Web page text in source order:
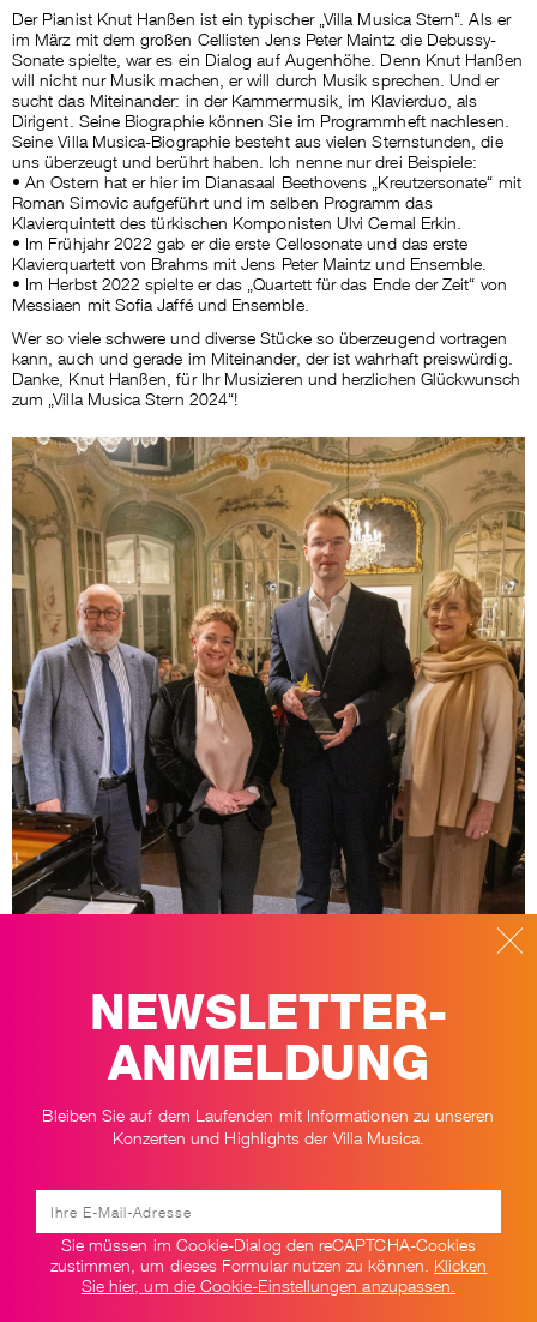
Dr. Josef Peter Mertes, stellv. Vorsitzender der G. und I. Leifheit-
Stiftung Nassau, mit unserer Künstlerischen Leiterin, Prof. Ervis
Gega, Preisträger Knut Hanßen (mit demVilla Musica Stern
Händen) und Barbara Harnischfeger, Vorsitzende von
stiften (Foto: Helmut Reinelt).
Der Pianist Knut Hanßen ist ein typischer „Villa Musica Stern“. Als er
im März mit dem großen Cellisten Jens Peter Maintz die Debussy-
Sonate spielte, war es ein Dialog auf Augenhöhe. Denn Knut Hanßen
will nicht nur Musik machen, er will durch Musik sprechen. Und er
sucht das Miteinander: in der Kammermusik, im Klavierduo, als
Dirigent. Seine Biographie können Sie im Programmheft nachlesen.
Seine Villa Musica-Biographie besteht aus vielen Sternstunden, die
uns überzeugt und berührt haben. Ich nenne nur drei Beispiele:
• An Ostern hat er hier im Dianasaal Beethovens „Kreutzersonate“ mit
Roman Simovic aufgeführt und im selben Programm das
Klavierquintett des türkischen Komponisten Ulvi Cemal Erkin.
• Im Frühjahr 2022 gab er die erste Cellosonate und das erste
Klavierquartett von Brahms mit Jens Peter Maintz und Ensemble.
• Im Herbst 2022 spielte er das „Quartett für das Ende der Zeit“ von
Messiaen mit Sofia Jaffé und Ensemble.
Wer so viele schwere und diverse Stücke so überzeugend vortragen
kann, auch und gerade im Miteinander, der ist wahrhaft preiswürdig.
Danke, Knut Hanßen, für Ihr Musizieren und herzlichen Glückwunsch
zum „Villa Musica Stern 2024“!
ZURÜCK ZUR ÜBERSICHT
NEWSLETTER-
ANMELDUNG
Bleiben Sie auf dem Laufenden mit Informationen zu unseren
Konzerten und Highlights der Villa Musica.
Sie müssen im Cookie-Dialog den reCAPTCHA-Cookies
zustimmen, um dieses Formular nutzen zu können. Klicken
Sie hier, um die Cookie-Einstellungen anzupassen.